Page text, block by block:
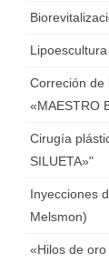
Correción de
«MAESTRO
Cirugía
SILUETA»"
Inyecciones
Мelsmon)
«Hilos de